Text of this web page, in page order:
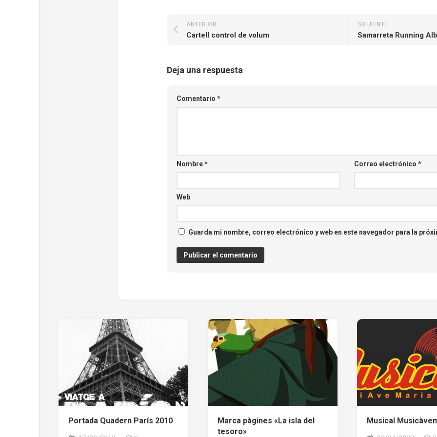
SIGUIENTE
Samarreta Running
ANTERIOR
Cartell control de volum
Deja una respuesta
Comentario *
Nombre* Correo electrónico *
Web
Guarda mi nombre, correo electrónico y web en este navegador para la
Portada Quadern París 2010
Marca pàgines «La isla del
tesoro»
Musical